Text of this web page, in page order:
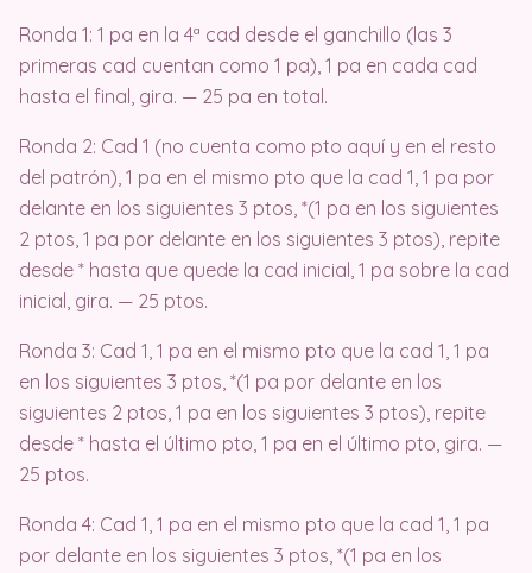
Ronda 1: 1 pa en la 4ª cad desde el ganchillo (las 3
primeras cad cuentan como 1 pa), 1 pa en cada cad
hasta el final, gira. — 25 pa en total.
Ronda 2: Cad 1 (no cuenta como pto aquí y en el resto
del patrón), 1 pa en el mismo pto que la cad 1, 1 pa por
delante en los siguientes 3 ptos, *(1 pa en los siguientes
2 ptos, 1 pa por delante en los siguientes 3 ptos), repite
desde * hasta que quede la cad inicial, 1 pa sobre la cad
inicial, gira. — 25 ptos.
Ronda 3: Cad 1, 1 pa en el mismo pto que la cad 1, 1 pa
en los siguientes 3 ptos, *(1 pa por delante en los
siguientes 2 ptos, 1 pa en los siguientes 3 ptos), repite
desde * hasta el último pto, 1 pa en el último pto, gira. —
25 ptos.
Ronda 4: Cad 1, 1 pa en el mismo pto que la cad 1, 1 pa
por delante en los siguientes 3 ptos, *(1 pa en los